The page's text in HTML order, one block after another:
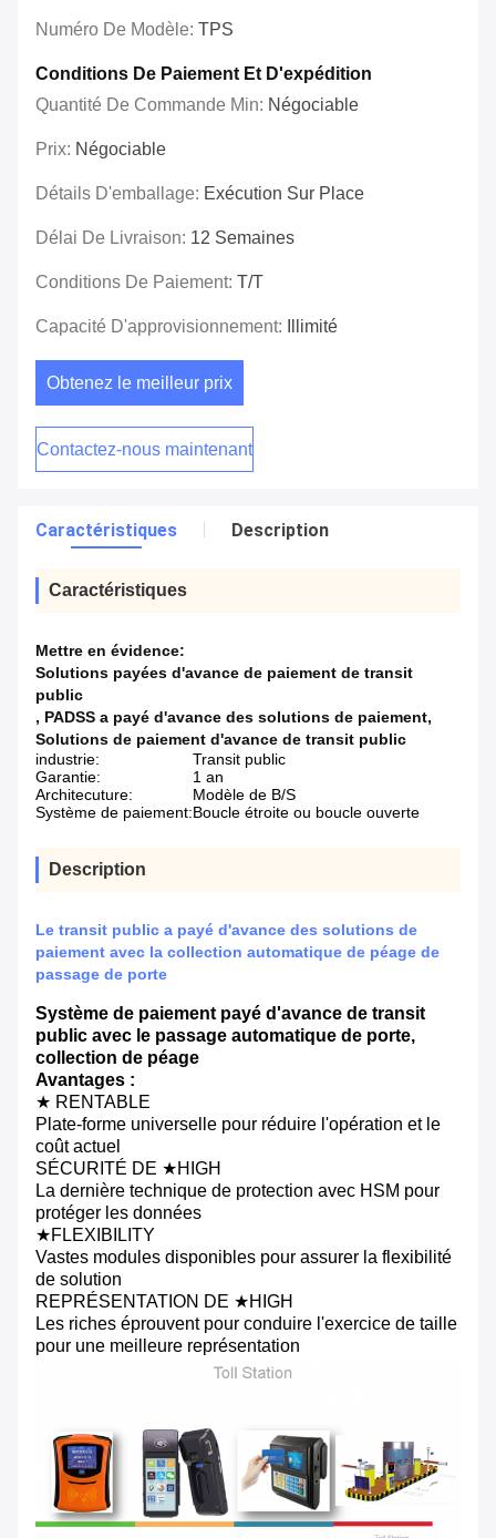
Numéro De Modèle: TPS
Conditions De Paiement Et D'expédition
Quantité De Commande Min: Négociable
Prix: Négociable
Détails D'emballage: Exécution Sur Place
Délai De Livraison: 12 Semaines
Conditions De Paiement: T/T
Capacité D'approvisionnement: Illimité
Obtenez le meilleur prix
Contactez-nous maintenant
Caractéristiques Description
Caractéristiques
Mettre en évidence:
Solutions payées d'avance de paiement de transit
public
, PADSS a payé d'avance des solutions de paiement,
Solutions de paiement d'avance de transit public
industrie:
Transit public
Garantie:
1 an
Architecuture:
Modèle de B/S
Système de paiement:Boucle étroite ou boucle ouverte
Description
Le transit public a payé d'avance des solutions de
paiement avec la collection automatique de péage de
passage de porte
Système de paiement payé d'avance de transit
public avec le passage automatique de porte,
collection de péage
Avantages :
★ RENTABLE
Plate-forme universelle pour réduire l'opération et le
coût actuel
SÉCURITÉ DE ★HIGH
La dernière technique de protection avec HSM pour
protéger les données
★FLEXIBILITY
Vastes modules disponibles pour assurer la flexibilité
de solution
REPRÉSENTATION DE ★HIGH
Les riches éprouvent pour conduire l'exercice de taille
pour une meilleure représentation